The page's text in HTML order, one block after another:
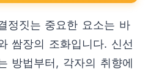
정짓는 중요한 요소는 바
쌈장의 조화입니다. 신선
방법부터, 각자의 취향에